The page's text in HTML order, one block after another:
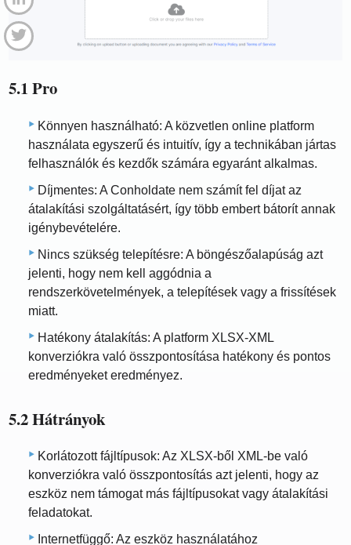
5.1 Pro
Könnyen használható: A közvetlen online platform
használata egyszerű és intuitív, így a technikában jártas
felhasználók és kezdők számára egyaránt alkalmas.
Díjmentes: A Conholdate nem számít fel díjat az
átalakítási szolgáltatásért, így több embert bátorít annak
igénybevételére.
Nincs szükség telepítésre: A böngészőalapúság azt
jelenti, hogy nem kell aggódnia a
rendszerkövetelmények, a telepítések vagy a frissítések
miatt.
Hatékony átalakítás: A platform XLSX-XML
konverziókra való összpontosítása hatékony és pontos
eredményeket eredményez.
5.2 Hátrányok
Korlátozott fájltípusok: Az XLSX-ből XML-be való
konverziókra való összpontosítás azt jelenti, hogy az
eszköz nem támogat más fájltípusokat vagy átalakítási
feladatokat.
Internetfüggő: Az eszköz használatához